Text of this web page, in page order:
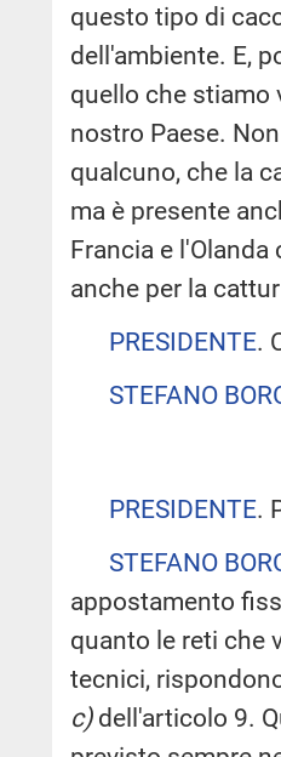
questo tipo di
dell'ambiente. E,
quello che stiamo
nostro Paese.
qualcuno, che la
ma è presente
Francia e
anche per la
PRESIDENTE.
STEFANO
PRESIDENTE.
STEFANO
appostamento
quanto le reti che
tecnici,
c)dell'articolo 9.